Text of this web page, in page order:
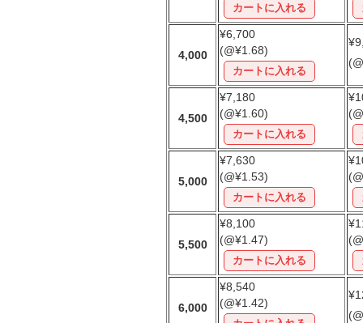
4,000
¥6,700
(@¥1.68)
4,500
¥7,180
(@¥1.60)
5,000
¥7,630
(@¥1.53)
5,500
¥8,100
(@¥1.47)
6,000
¥8,540
(@¥1.42)